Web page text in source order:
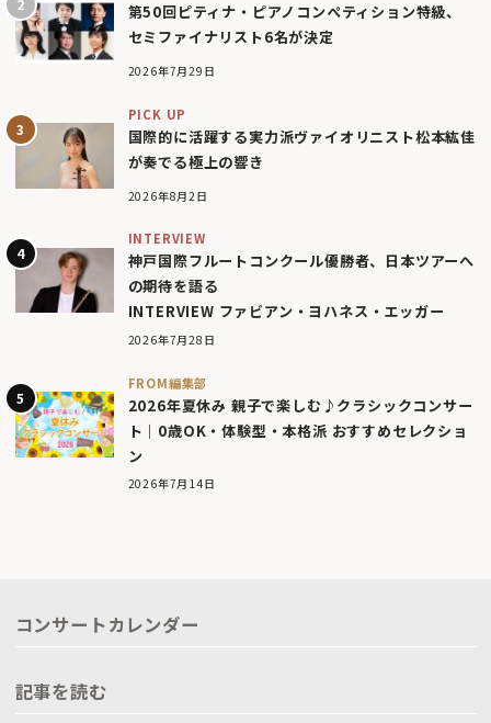
第50回ピティナ・ピアノコンペティション特級、
セミファイナリスト6名が決定
2026年7月29日
PICK UP
国際的に活躍する実力派ヴァイオリニスト松本紘佳
が奏でる極上の響き
2026年8月2日
INTERVIEW
神戸国際フルートコンクール優勝者、日本ツアーへ
の期待を語る
INTERVIEW ファビアン・ヨハネス・エッガー
2026年7月28日
FROM編集部
2026年夏休み 親子で楽しむ♪クラシックコンサー
ト｜0歳OK・体験型・本格派 おすすめセレクショ
ン
2026年7月14日
コンサートカレンダー
記事を読む